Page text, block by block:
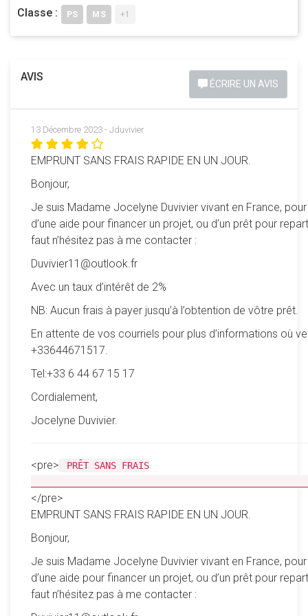
Classe :
PS MS +1
AVIS
ÉCRIRE UN AVIS
13 Décembre 2023 - Jduvivier
EMPRUNT SANS FRAIS RAPIDE EN UN JOUR.
Bonjour,
Je suis Madame Jocelyne Duvivier vivant en France,
d’une aide pour financer un projet, ou d’un prêt pour
faut n’hésitez pas à me contacter :
Duvivier11@outlook.fr
Avec un taux d’intérêt de 2%
NB: Aucun frais à payer jusqu’à l’obtention de vôtre prêt.
En attente de vos courriels pour plus d’informations où
+33644671517.
Tel:+33 6 44 67 15 17
Cordialement,
Jocelyne Duvivier.
<pre>
PRÊT SANS FRAIS
</pre>
EMPRUNT SANS FRAIS RAPIDE EN UN JOUR.
Bonjour,
Je suis Madame Jocelyne Duvivier vivant en France,
d’une aide pour financer un projet, ou d’un prêt pour
faut n’hésitez pas à me contacter :